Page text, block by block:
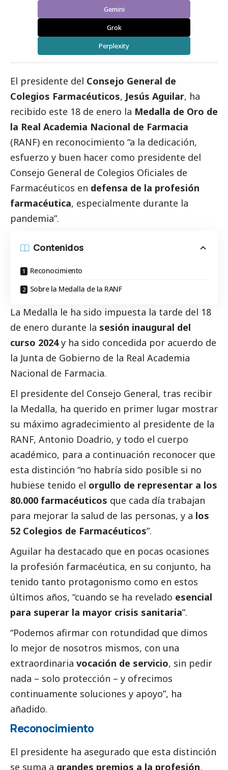
Gemini
Grok
Perplexity
El presidente del Consejo General de
Colegios Farmacéuticos, Jesús Aguilar, ha
recibido este 18 de enero la Medalla de Oro de
la Real Academia Nacional de Farmacia
(RANF) en reconocimiento “a la dedicación,
esfuerzo y buen hacer como presidente del
Consejo General de Colegios Oficiales de
Farmacéuticos en defensa de la profesión
farmacéutica, especialmente durante la
pandemia”.
Contenidos
Reconocimiento
Sobre la Medalla de la RANF
La Medalla le ha sido impuesta la tarde del 18
de enero durante la sesión inaugural del
curso 2024y ha sido concedida por acuerdo de
la Junta de Gobierno de la Real Academia
Nacional de Farmacia.
El presidente del Consejo General, tras recibir
la Medalla, ha querido en primer lugar mostrar
su máximo agradecimiento al presidente de la
RANF, Antonio Doadrio, y todo el cuerpo
académico, para a continuación reconocer que
esta distinción “no habría sido posible si no
hubiese tenido el orgullo de representar a los
80.000 farmacéuticos que cada día trabajan
para mejorar la salud de las personas, y a los
52 Colegios de Farmacéuticos”.
Aguilar ha destacado que en pocas ocasiones
la profesión farmacéutica, en su conjunto, ha
tenido tanto protagonismo como en estos
últimos años, “cuando se ha revelado esencial
para superar la mayor crisis sanitaria”.
“Podemos afirmar con rotundidad que dimos
lo mejor de nosotros mismos, con una
extraordinaria vocación de servicio, sin pedir
nada – solo protección – y ofrecimos
continuamente soluciones y apoyo”, ha
añadido.
Reconocimiento
El presidente ha asegurado que esta distinción
se suma a grandes premios a la profesión,